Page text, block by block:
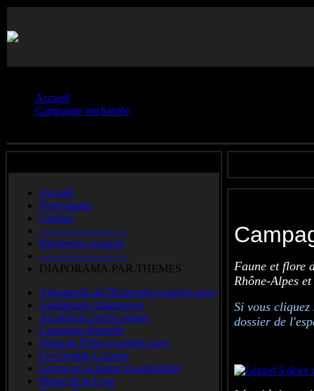
Accueil
Campagne enchantée
Accueil
Nouveautés
Contact
-------------------------
Recherche avancée
-------------------------
DIAPORAMA.PAR.THEMES
Aiguamolls.de.l'Emporda.et.arrière.pays
Andalousie.chaleureuse
Au.delà.du.cercle.polaire
Camargue.éternelle
Delta.de.l'Ebre.et.arrière.pays
Les.Grands.Causses
Lesvos.et.sa.faune.si.particulière
Plaine.de.la.Crau
Faune et flore
Rhône-Alpes
Si vous cliquez
dossier de